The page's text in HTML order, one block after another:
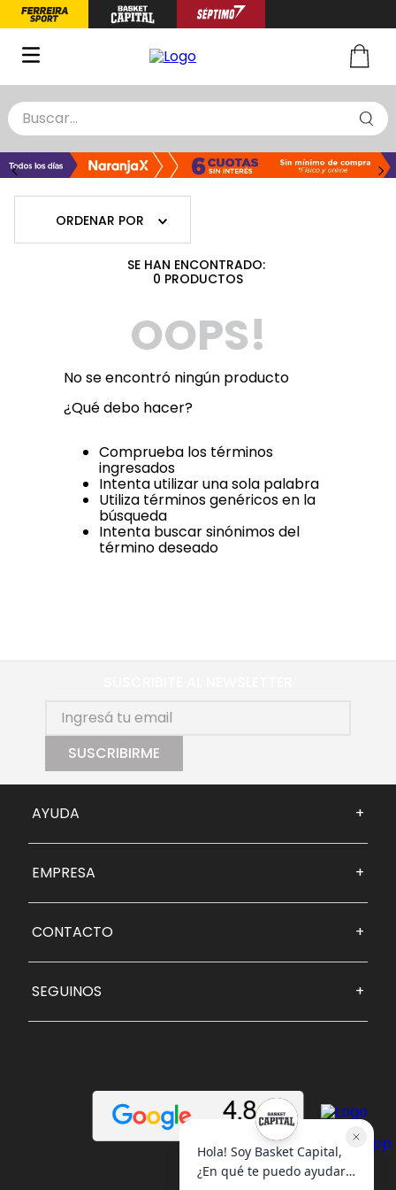
Buscar...
ORDENAR POR
0 PRODUCTOS
OOPS!
No se encontró ningún producto
¿Qué debo hacer?
Comprueba los términos
ingresados
Intenta utilizar una sola palabra
Utiliza términos genéricos en la
búsqueda
Intenta buscar sinónimos del
término deseado
SUSCRIBIRME
AYUDA +
EMPRESA +
CONTACTO +
SEGUINOS +
TÉRMINOS MÁS BUSCADOS
1.
zapatillas basquet
3.
zapatillas